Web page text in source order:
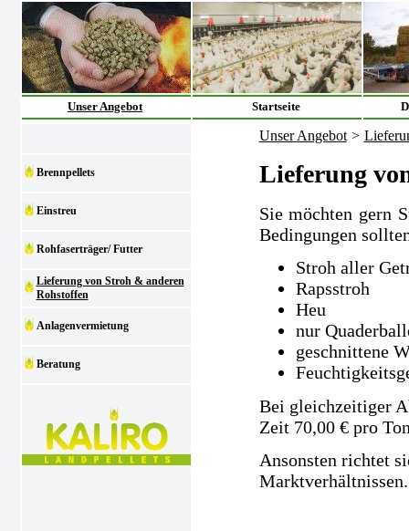
Unser Angebot Startseite
Brennpellets
Einstreu
Rohfaserträger/ Futter
Lieferung von Stroh & anderen
Rohstoffen
Anlagenvermietung
Beratung
Unser Angebot >
Lieferung
Sie möchten gern
Bedingungen
Stroh aller
Rapsstroh
Heu
nur
geschnittene
Bei gleichzeitiger
Zeit 70,00 € pro
Ansonsten richtet